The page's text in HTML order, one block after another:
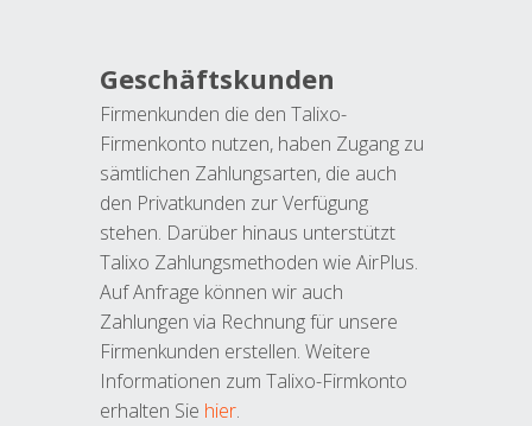
Geschäftskunden
Firmenkunden die den Talixo-
Firmenkonto nutzen, haben Zugang zu
sämtlichen Zahlungsarten, die auch
den Privatkunden zur Verfügung
stehen. Darüber hinaus unterstützt
Talixo Zahlungsmethoden wie AirPlus.
Auf Anfrage können wir auch
Zahlungen via Rechnung für unsere
Firmenkunden erstellen. Weitere
Informationen zum Talixo-Firmkonto
erhalten Sie hier.